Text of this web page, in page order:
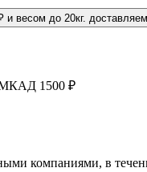
весом до 20кг.
МКАД 1500 ₽
компаниями, в